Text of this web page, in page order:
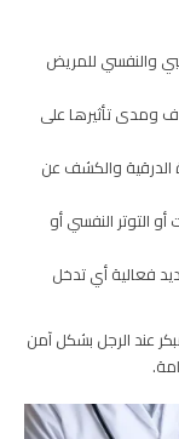
والنفسي للمريض
ومدى تأثيرها على
الدرقية والكشف عن
التوتر النفسي أو
فعالية أي تدخل
عند الرجل بشكل آمن